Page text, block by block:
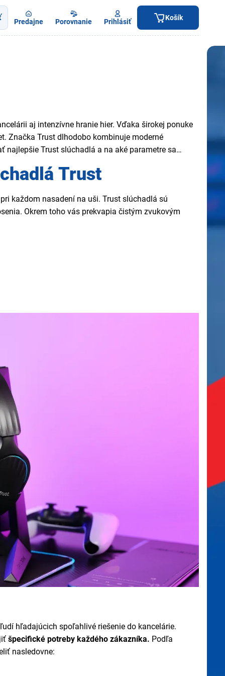
Predajne Porovnanie Prihlásiť Košík
aj intenzívne hranie hier. Vďaka širokej ponuke
Značka Trust dlhodobo kombinuje moderné
Trust slúchadlá a na aké parametre sa
Trust
každom nasadení na uši. Trust slúchadlá sú
Okrem toho vás prekvapia čistým zvukovým
hľadajúcich spoľahlivé riešenie do kancelárie.
špecifické potreby každého zákazníka. Podľa
nasledovne: